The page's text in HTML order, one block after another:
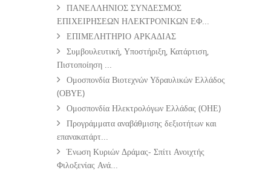
ΠΑΝΕΛΛΗΝΙΟΣ ΣΥΝΔΕΣΜΟΣ
ΕΠΙΧΕΙΡΗΣΕΩΝ ΗΛΕΚΤΡΟΝΙΚΩΝ ΕΦ...
ΕΠΙΜΕΛΗΤΗΡΙΟ ΑΡΚΑΔΙΑΣ
Συμβουλευτική, Υποστήριξη, Κατάρτιση,
Πιστοποίηση ...
Ομοσπονδία Βιοτεχνών Υδραυλικών Ελλάδος
(ΟΒΥΕ)
Ομοσπονδία Ηλεκτρολόγων Ελλάδας (ΟΗΕ)
Προγράμματα αναβάθμισης δεξιοτήτων και
επανακατάρτ...
Ένωση Κυριών Δράμας- Σπίτι Ανοιχτής
Φιλοξενίας Ανά...